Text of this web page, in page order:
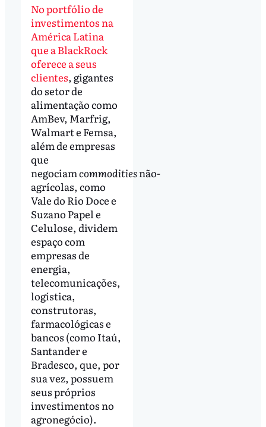
No portfólio de
investimentos na
América Latina
que a BlackRock
oferece a seus
clientes, gigantes
do setor de
alimentação como
AmBev, Marfrig,
Walmart e Femsa,
além de empresas
que
negociamcommoditiesnão-
agrícolas, como
Vale do Rio Doce e
Suzano Papel e
Celulose, dividem
espaço com
empresas de
energia,
telecomunicações,
logística,
construtoras,
farmacológicas e
bancos (como Itaú,
Santander e
Bradesco, que, por
sua vez, possuem
seus próprios
investimentos no
agronegócio).